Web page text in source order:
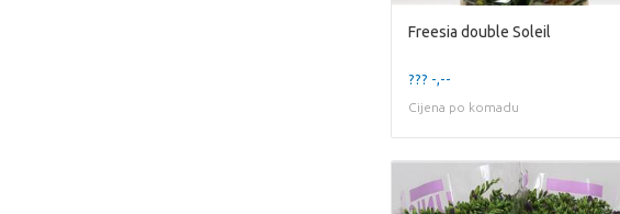
Freesia double Soleil
??? -,--
Cijena po komadu